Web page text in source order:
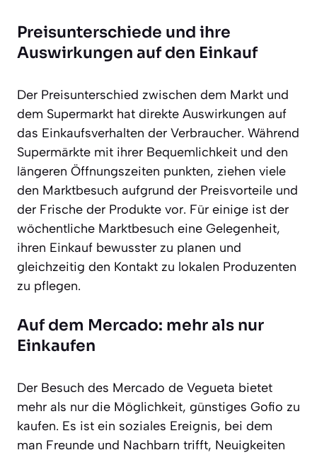
Preisunterschiede und ihre
Auswirkungen auf den Einkauf
Der Preisunterschied zwischen dem Markt und
dem Supermarkt hat direkte Auswirkungen auf
das Einkaufsverhalten der Verbraucher. Während
Supermärkte mit ihrer Bequemlichkeit und den
längeren Öffnungszeiten punkten, ziehen viele
den Marktbesuch aufgrund der Preisvorteile und
der Frische der Produkte vor. Für einige ist der
wöchentliche Marktbesuch eine Gelegenheit,
ihren Einkauf bewusster zu planen und
gleichzeitig den Kontakt zu lokalen Produzenten
zu pflegen.
Auf dem Mercado: mehr als nur
Einkaufen
Der Besuch des Mercado de Vegueta bietet
mehr als nur die Möglichkeit, günstiges Gofio zu
kaufen. Es ist ein soziales Ereignis, bei dem
man Freunde und Nachbarn trifft, Neuigkeiten